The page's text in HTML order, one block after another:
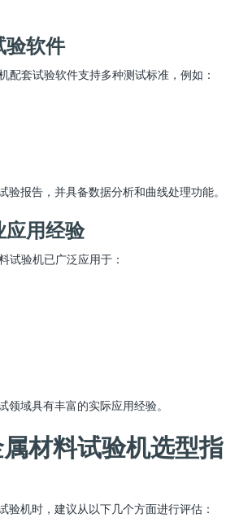
验软件
配套试验软件支持多种测试标准，例如：
验报告，并具备数据分析和曲线处理功能。
用经验
试验机已广泛应用于：
领域具有丰富的实际应用经验。
材料试验机选型指
验机时，建议从以下几个方面进行评估：